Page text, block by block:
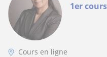
1er
Cours en ligne